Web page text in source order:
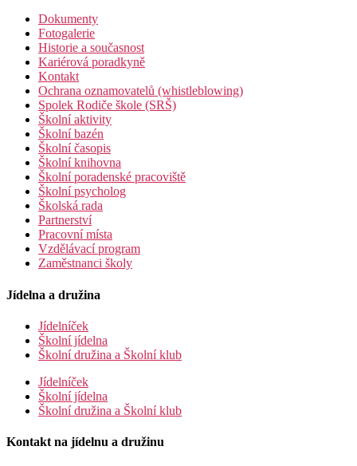
Dokumenty
Fotogalerie
Historie a současnost
Kariérová poradkyně
Kontakt
Ochrana oznamovatelů (whistleblowing)
Spolek Rodiče škole (SRŠ)
Školní aktivity
Školní bazén
Školní časopis
Školní knihovna
Školní poradenské pracoviště
Školní psycholog
Školská rada
Partnerství
Pracovní místa
Vzdělávací program
Zaměstnanci školy
Jídelna a družina
Jídelníček
Školní jídelna
Školní družina a Školní klub
Jídelníček
Školní jídelna
Školní družina a Školní klub
Kontakt na jídelnu a družinu